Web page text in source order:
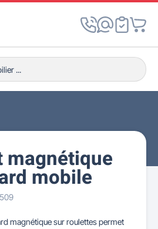
magnétique
mobile
magnétique sur roulettes permet